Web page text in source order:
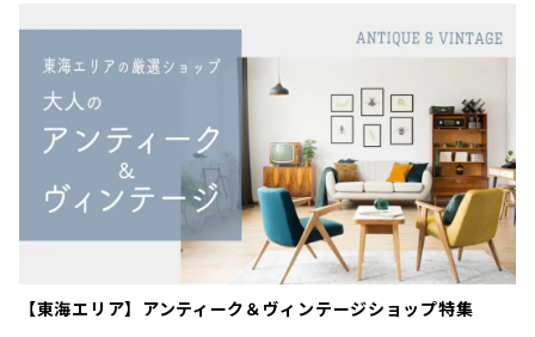
【東海エリア】アンティーク＆ヴィンテージショップ特集